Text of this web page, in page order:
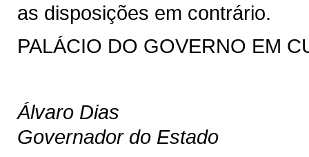
as disposições em contrário.
PALÁCIO DO GOVERNO EM
Álvaro Dias
Governador do Estado